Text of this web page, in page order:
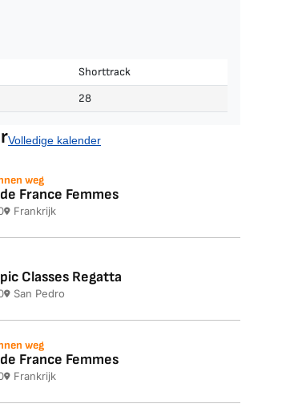
Shorttrack
28
Volledige kalender
weg
France Femmes
Frankrijk
Classes Regatta
San Pedro
weg
France Femmes
Frankrijk